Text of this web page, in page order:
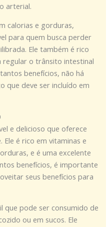
arterial.
calorias e gorduras,
para quem busca perder
Ele também é rico
o trânsito intestinal
benefícios, não há
que deve ser incluído em
e delicioso que oferece
é rico em vitaminas e
e é uma excelente
benefícios, é importante
seus benefícios para
que pode ser consumido de
ou em sucos. Ele